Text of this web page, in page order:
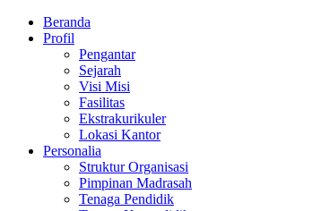
Beranda
Profil
Pengantar
Sejarah
Visi Misi
Fasilitas
Ekstrakurikuler
Lokasi Kantor
Personalia
Struktur Organisasi
Pimpinan Madrasah
Tenaga Pendidik